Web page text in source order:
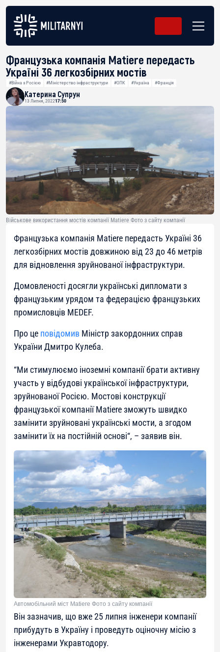
Французька компанія Matiere передасть
Україні 36 легкозбірних мостів
#Війна з Росією #Міністерство інфраструктури #ОПК #Україна #Франція
Катерина Супрун
13 Липня, 202217:50
Військове використання мостів компанії Matiere Фото з сайту компанії
Французька компанія Matiere передасть Україні 36
легкозбірних мостів довжиною від 23 до 46 метрів
для відновлення зруйнованої інфраструктури.
Домовленості досягли українські дипломати з
французьким урядом та федерацією французьких
промисловців MEDEF.
Про це повідомив Міністр закордонних справ
України Дмитро Кулеба.
“Ми стимулюємо іноземні компанії брати активну
участь у відбудові української інфраструктури,
зруйнованої Росією. Мостові конструкції
французької компанії Matiere зможуть швидко
замінити зруйновані українські мости, а згодом
замінити їх на постійній основі“, – заявив він.
Автомобільний міст Matiere Фото з сайту компанії
Він зазначив, що вже 25 липня інженери компанії
прибудуть в Україну і проведуть оціночну місію з
інженерами Укравтодору.